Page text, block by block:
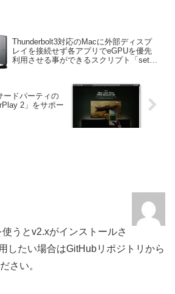
Thunderbolt3対応のMacに外部ディスプ
レイを接続せず各アプリでeGPUを優先
利用させる事ができるスクリプト「set-
ードパーティの
2」をサポー
うとv2.xがインストールさ
したい場合はGitHubリポジトリから
さい。